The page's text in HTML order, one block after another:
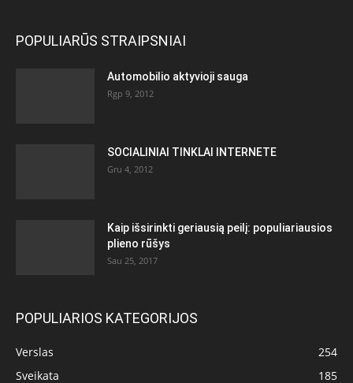
POPULIARŪS STRAIPSNIAI
Automobilio aktyvioji sauga
Rgp 9, 2012
SOCIALINIAI TINKLAI INTERNETE
Gru 4, 2012
Kaip išsirinkti geriausią peilį: populiariausios
plieno rūšys
Sau 25, 2017
POPULIARIOS KATEGORIJOS
Verslas
254
Sveikata
185